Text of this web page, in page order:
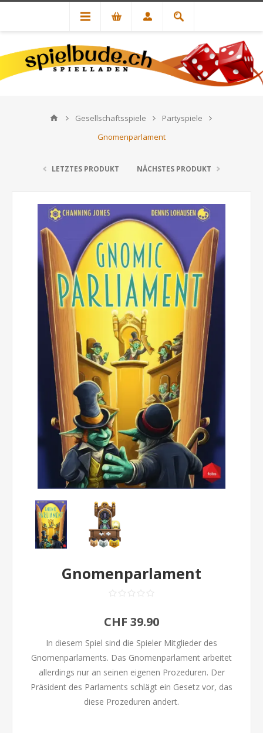
Gesellschaftsspiele
Partyspiele
Gnomenparlament
LETZTES PRODUKT NÄCHSTES PRODUKT
Gnomenparlament
CHF 39.90
In diesem Spiel sind die Spieler Mitglieder des
Gnomenparlaments. Das Gnomenparlament arbeitet
allerdings nur an seinen eigenen Prozeduren. Der
Präsident des Parlaments schlägt ein Gesetz vor, das
diese Prozeduren ändert.